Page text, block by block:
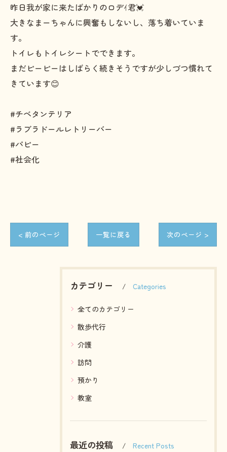
昨日我が家に来たばかりのロデｲ君💓
大きなまーちゃんに興奮もしないし、落ち着いていま
す。
トイレもトイレシートでできます。
まだピーピーはしばらく続きそうですが少しづつ慣れて
きています😊
#チベタンテリア
#ラブラドールレトリーバー
#パピー
#社会化
< 前のページ 一覧に戻る 次のページ >
カテゴリー Categories
全てのカテゴリー
散歩代行
介護
訪問
預かり
教室
最近の投稿 Recent Posts